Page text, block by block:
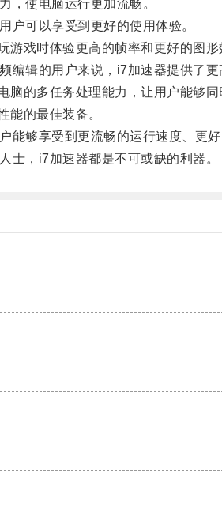
使电脑运行更加流畅。
可以享受到更好的使用体验。
戏时体验更高的帧率和更好的图形
辑的用户来说，i7加速器提供了更
的多任务处理能力，让用户能够同
的最佳装备。
够享受到更流畅的运行速度、更好
，i7加速器都是不可或缺的利器。